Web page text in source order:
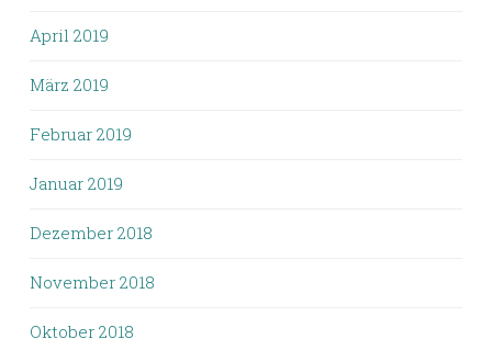
April 2019
März 2019
Februar 2019
Januar 2019
Dezember 2018
November 2018
Oktober 2018